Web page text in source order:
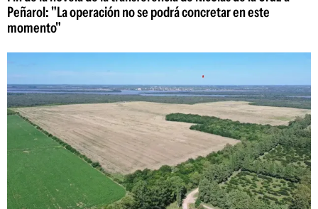
Peñarol: "La operación no se podrá concretar en este
momento"